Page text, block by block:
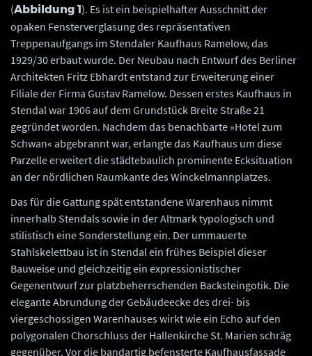
(Abbildung 1). Es ist ein beispielhafter Ausschnitt der
opaken Fensterverglasung des repräsentativen
Treppenaufgangs im Stendaler Kaufhaus Ramelow, das
1929/30 erbaut wurde. Der Neubau nach Entwurf des Berliner
Architekten Fritz Ebhardt entstand zur Erweiterung einer
Filiale der Firma Gustav Ramelow. Dessen erstes Kaufhaus in
Stendal war 1906 auf dem Grundstück Breite Straße 21
gegründet worden. Nachdem das benachbarte »Hotel zum
Schwan« abgebrannt war, erlangte das Kaufhaus um diese
Parzelle erweitert die städtebaulich prominente Ecksituation
an der nördlichen Raumkante des Winckelmannplatzes.
Das für die Gattung spät entstandene Warenhaus nimmt
innerhalb Stendals sowie in der Altmark typologisch und
stilistisch eine Sonderstellung ein. Der ummauerte
Stahlskelettbau ist in Stendal ein frühes Beispiel dieser
Bauweise und gleichzeitig ein expressionistischer
Gegenentwurf zur platzbeherrschenden Backsteingotik. Die
elegante Abrundung der Gebäudeecke des drei- bis
viergeschossigen Warenhauses wirkt wie ein Echo auf den
polygonalen Chorschluss der Hallenkirche St. Marien schräg
gegenüber. Vor die bandartig befensterte Kaufhausfassade